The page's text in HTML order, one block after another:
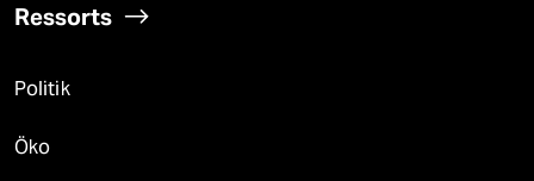
Ressorts
Politik
Öko